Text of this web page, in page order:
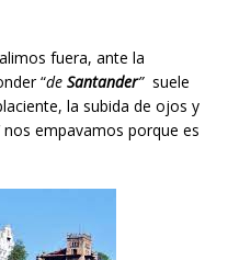
fuera, ante la
“de Santander”suele
la subida de ojos y
nos empavamos porque es